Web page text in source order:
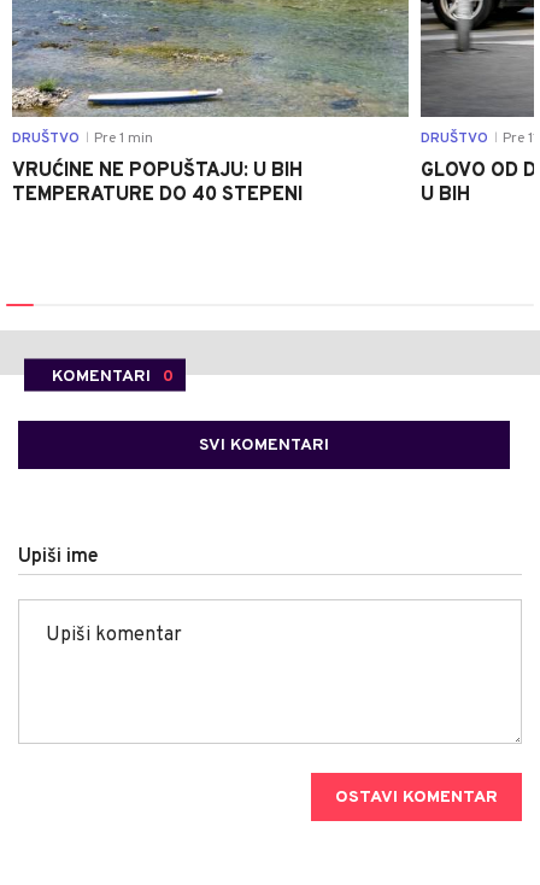
DRUŠTVO Pre 1 min
VRUĆINE NE POPUŠTAJU: U BIH
TEMPERATURE DO 40 STEPENI
DRUŠTVO Pre
GLOVO OD
U BIH
KOMENTARI 0
SVI KOMENTARI
Upiši ime
OSTAVI KOMENTAR